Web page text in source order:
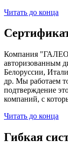
Читать до конца
Компания
авторизованным
Белоруссии,
др. Мы работаем
подтверждение
компаний, с
Читать до конца
Гибкая